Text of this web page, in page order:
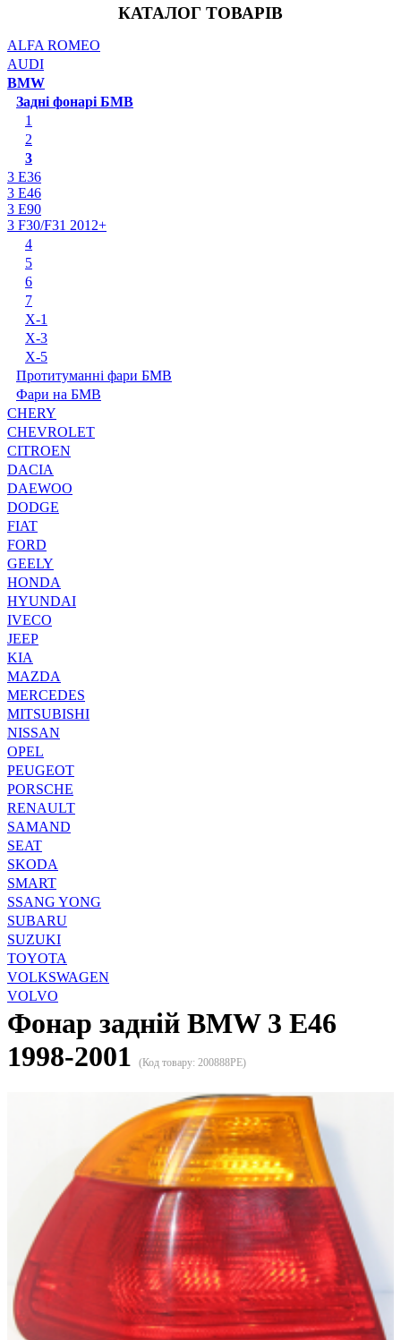
КАТАЛОГ ТОВАРІВ
ALFA ROMEO
AUDI
BMW
Задні фонарі БМВ
1
2
3
3 E36
3 E46
3 E90
3 F30/F31 2012+
4
5
6
7
X-1
X-3
X-5
Протитуманні фари БМВ
Фари на БМВ
CHERY
CHEVROLET
CITROEN
DACIA
DAEWOO
DODGE
FIAT
FORD
GEELY
HONDA
HYUNDAI
IVECO
JEEP
KIA
MAZDA
MERCEDES
MITSUBISHI
NISSAN
OPEL
PEUGEOT
PORSCHE
RENAULT
SAMAND
SEAT
SKODA
SMART
SSANG YONG
SUBARU
SUZUKI
TOYOTA
VOLKSWAGEN
VOLVO
Фонар задній BMW 3 E46
1998-2001
(Код товару: 200888PE)